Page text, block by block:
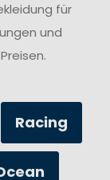
für
und
Racing